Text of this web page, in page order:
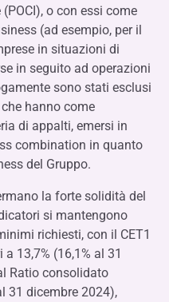
o con essi come
(ad esempio, per il
in situazioni di
in seguito ad operazioni
sono stati esclusi
hanno come
di appalti, emersi in
combination in quanto
del Gruppo.
la forte solidità del
si mantengono
richiesti, con il CET1
13,7% (16,1% al 31
Ratio consolidato
31 dicembre 2024),